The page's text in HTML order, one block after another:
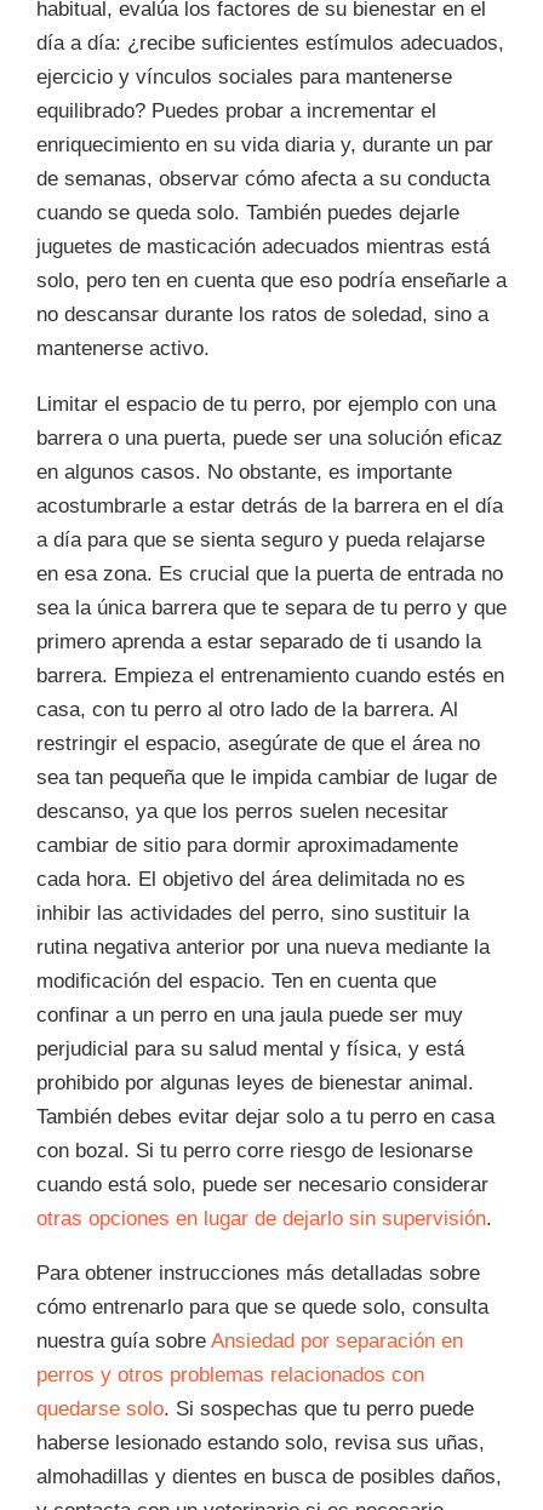
habitual, evalúa los factores de su bienestar en el
día a día: ¿recibe suficientes estímulos adecuados,
ejercicio y vínculos sociales para mantenerse
equilibrado? Puedes probar a incrementar el
enriquecimiento en su vida diaria y, durante un par
de semanas, observar cómo afecta a su conducta
cuando se queda solo. También puedes dejarle
juguetes de masticación adecuados mientras está
solo, pero ten en cuenta que eso podría enseñarle a
no descansar durante los ratos de soledad, sino a
mantenerse activo.
Limitar el espacio de tu perro, por ejemplo con una
barrera o una puerta, puede ser una solución eficaz
en algunos casos. No obstante, es importante
acostumbrarle a estar detrás de la barrera en el día
a día para que se sienta seguro y pueda relajarse
en esa zona. Es crucial que la puerta de entrada no
sea la única barrera que te separa de tu perro y que
primero aprenda a estar separado de ti usando la
barrera. Empieza el entrenamiento cuando estés en
casa, con tu perro al otro lado de la barrera. Al
restringir el espacio, asegúrate de que el área no
sea tan pequeña que le impida cambiar de lugar de
descanso, ya que los perros suelen necesitar
cambiar de sitio para dormir aproximadamente
cada hora. El objetivo del área delimitada no es
inhibir las actividades del perro, sino sustituir la
rutina negativa anterior por una nueva mediante la
modificación del espacio. Ten en cuenta que
confinar a un perro en una jaula puede ser muy
perjudicial para su salud mental y física, y está
prohibido por algunas leyes de bienestar animal.
También debes evitar dejar solo a tu perro en casa
con bozal. Si tu perro corre riesgo de lesionarse
cuando está solo, puede ser necesario considerar
otras opciones en lugar de dejarlo sin supervisión.
Para obtener instrucciones más detalladas sobre
cómo entrenarlo para que se quede solo, consulta
nuestra guía sobre Ansiedad por separación en
perros y otros problemas relacionados con
quedarse solo. Si sospechas que tu perro puede
haberse lesionado estando solo, revisa sus uñas,
almohadillas y dientes en busca de posibles daños,